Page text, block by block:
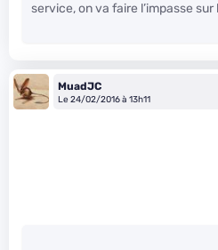
service, on va faire l’impasse
MuadJC
Le 24/02/2016 à 13h11